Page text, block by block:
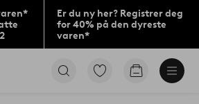
Er du ny her? Registrer deg
for 40% på den dyreste
varen*
Gå
Gå